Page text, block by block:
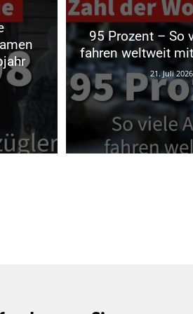
95 Prozent – So
fahren weltweit
21. Juli 2026